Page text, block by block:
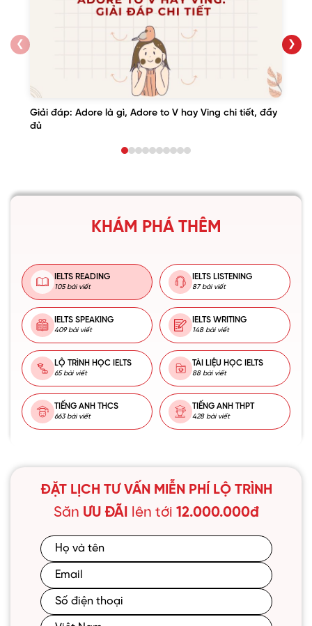
❮
Giải đáp: Adore là gì, Adore to V hay Ving chi tiết, đầy
đủ
❯
KHÁM PHÁ THÊM
IELTS READING
105 bài viết
IELTS LISTENING
87 bài viết
IELTS SPEAKING
409 bài viết
IELTS WRITING
148 bài viết
LỘ TRÌNH HỌC IELTS
65 bài viết
TÀI LIỆU HỌC IELTS
88 bài viết
TIẾNG ANH THCS
663 bài viết
TIẾNG ANH THPT
428 bài viết
ĐẶT LỊCH TƯ VẤN MIỄN PHÍ LỘ TRÌNH
Săn ƯU ĐÃI lên tới 12.000.000đ